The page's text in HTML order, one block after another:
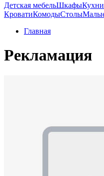
Детская мебельШкафыКухни
КроватиКомодыСтолы
Главная
Рекламация